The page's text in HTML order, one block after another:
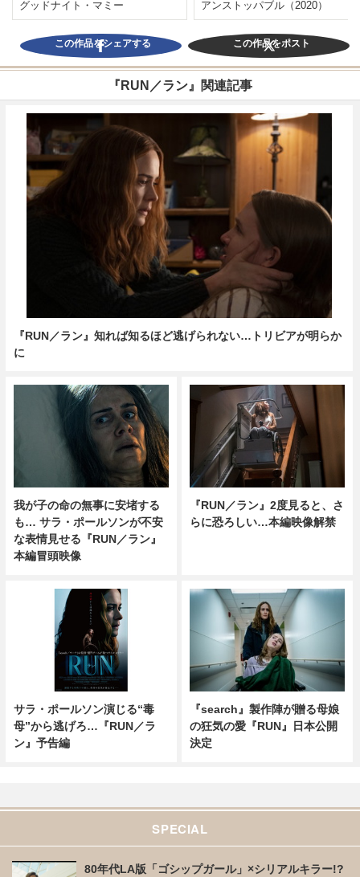
グッドナイト・マミー アンストッパブル（2020）
この作品をシェアする この作品をポスト
『RUN／ラン』関連記事
『RUN／ラン』知れば知るほど逃げられない…トリビアが明らか
に
我が子の命の無事に安堵する
も… サラ・ポールソンが不安
な表情見せる『RUN／ラン』
本編冒頭映像
『RUN／ラン』2度見ると、さ
らに恐ろしい…本編映像解禁
サラ・ポールソン演じる“毒
母”から逃げろ…『RUN／ラ
ン』予告編
『search』製作陣が贈る母娘
の狂気の愛『RUN』日本公開
決定
SPECIAL
80年代LA版「ゴシップガール」×シリアルキラー!?